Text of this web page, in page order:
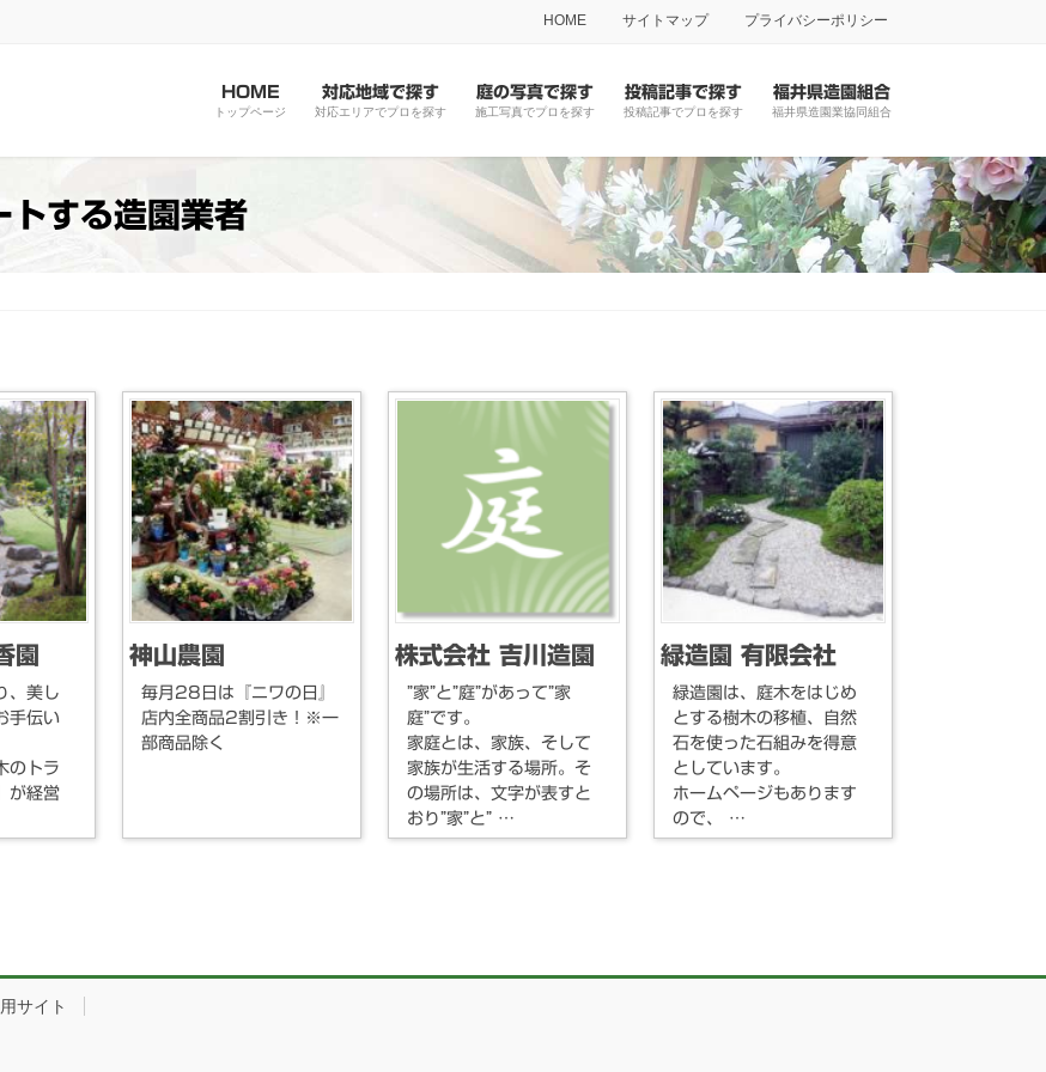
HOME サイトマップ プライバシーポリシー
HOME
トップページ
対応地域で探す
対応エリアでプロを探す
庭の写真で探す
施工写真でプロを探す
投稿記事で探す
投稿記事でプロを探す
福井県造園組合
福井県造園業協同組合
トする造園業者
園
、美し
手伝い
のトラ
が経営
神山農園
毎月28日は『ニワの日』
店内全商品2割引き！※一
部商品除く
株式会社 吉川造園
”家”と”庭”があって”家
庭”です。
家庭とは、家族、そして
家族が生活する場所。そ
の場所は、文字が表すと
おり”家”と” …
緑造園 有限会社
緑造園は、庭木をはじめ
とする樹木の移植、自然
石を使った石組みを得意
としています。
ホームページもあります
ので、 …
サイト